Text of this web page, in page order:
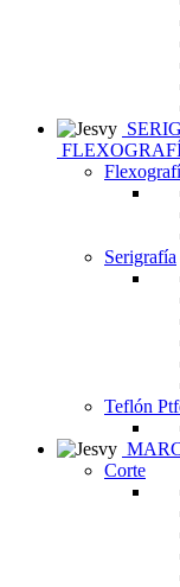
Serigrafía
Teflón
Corte